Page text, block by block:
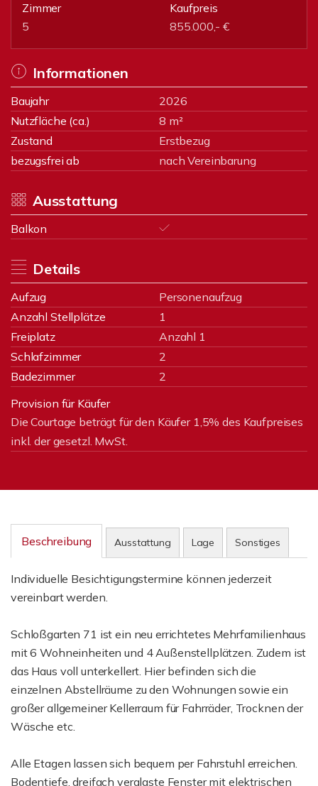
Zimmer
5
Kaufpreis
855.000,- €
Informationen
Baujahr
2026
Nutzfläche (ca.)
8 m²
Zustand
Erstbezug
bezugsfrei ab
nach Vereinbarung
Ausstattung
Balkon
Details
Aufzug
Personenaufzug
Anzahl Stellplätze
1
Freiplatz
Anzahl 1
Schlafzimmer
2
Badezimmer
2
Provision für Käufer
Die Courtage beträgt für den Käufer 1,5% des Kaufpreises
inkl. der gesetzl. MwSt.
Beschreibung Ausstattung Lage Sonstiges
Individuelle Besichtigungstermine können jederzeit
vereinbart werden.
Schloßgarten 71 ist ein neu errichtetes Mehrfamilienhaus
mit 6 Wohneinheiten und 4 Außenstellplätzen. Zudem ist
das Haus voll unterkellert. Hier befinden sich die
einzelnen Abstellräume zu den Wohnungen sowie ein
großer allgemeiner Kellerraum für Fahrräder, Trocknen der
Wäsche etc.
Alle Etagen lassen sich bequem per Fahrstuhl erreichen.
Bodentiefe, dreifach verglaste Fenster mit elektrischen